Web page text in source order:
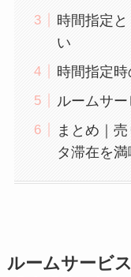
時間指定
い
時間指定
ルームサ
まとめ｜
タ滞在を満
ルームサービ